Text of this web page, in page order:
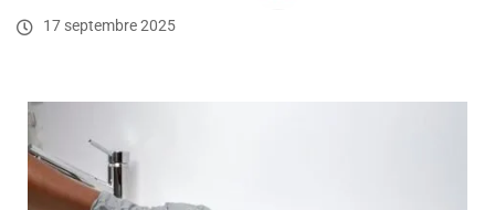
17 septembre 2025